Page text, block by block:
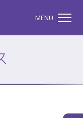
社ミツイバウマテリア
MENU